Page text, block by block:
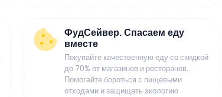
ФудСейвер. Спасаем еду
вместе
Покупайте качественную еду со скидкой
до 70% от магазинов и ресторанов.
Помогайте бороться с пищевыми
отходами и защищать экологию